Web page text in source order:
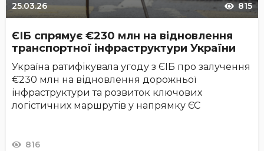
25.03.26 815
ЄІБ спрямує €230 млн на відновлення
транспортної інфраструктури України
Україна ратифікувала угоду з ЄІБ про залучення
€230 млн на відновлення дорожньої
інфраструктури та розвиток ключових
логістичних маршрутів у напрямку ЄС
816